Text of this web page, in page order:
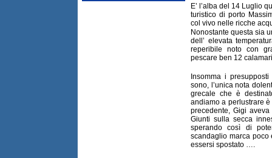
E’ l’alba del 14 Luglio
turistico di porto
col vivo nelle ricche
Nonostante questa sia
dell’ elevata
reperibile noto con
pescare ben 12
Insomma i
sono, l’unica nota
grecale che è
andiamo a perlustrare
precedente, Gigi
Giunti sulla secca
sperando così di
scandaglio marca poco
essersi spostato ….